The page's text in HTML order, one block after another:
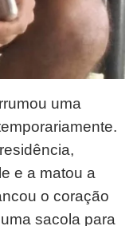
uma
e a matou a
o coração
sacola para